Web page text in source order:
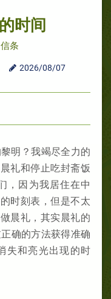
时间
信条
2026/08/07
明？我竭尽全力的
礼和停止吃封斋饭
，因为我居住在中
时刻表，但是不太
晨礼，其实晨礼的
确的方法获得准确
失和亮光出现的时